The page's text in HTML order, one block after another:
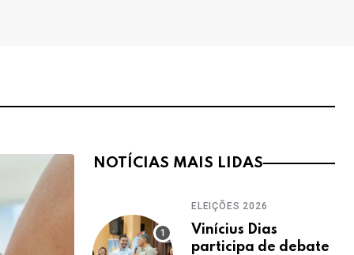
NOTÍCIAS MAIS LIDAS
ELEIÇÕES 2026
Vinícius Dias
participa de debate